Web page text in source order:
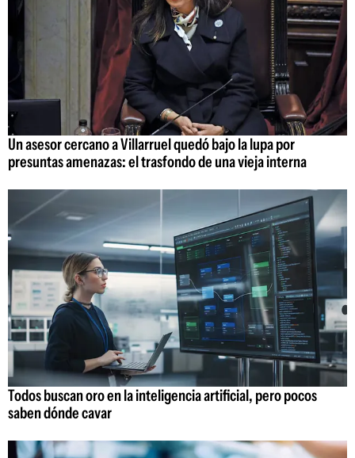
Un asesor cercano a Villarruel quedó bajo la lupa por
presuntas amenazas: el trasfondo de una vieja interna
Todos buscan oro en la inteligencia artificial, pero pocos
saben dónde cavar